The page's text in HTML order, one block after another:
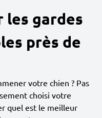
les gardes
près de
votre chien ? Pas
choisi votre
quel est le meilleur